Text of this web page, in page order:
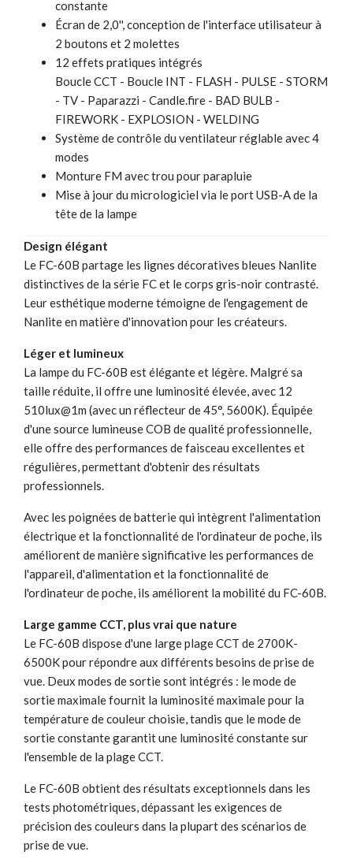
constante
Écran de 2,0'', conception de l'interface utilisateur à
2 boutons et 2 molettes
12 effets pratiques intégrés
Boucle CCT - Boucle INT - FLASH - PULSE - STORM
- TV - Paparazzi - Candle.fire - BAD BULB -
FIREWORK - EXPLOSION - WELDING
Système de contrôle du ventilateur réglable avec 4
modes
Monture FM avec trou pour parapluie
Mise à jour du micrologiciel via le port USB-A de la
tête de la lampe
Design élégant
Le FC-60B partage les lignes décoratives bleues Nanlite
distinctives de la série FC et le corps gris-noir contrasté.
Leur esthétique moderne témoigne de l'engagement de
Nanlite en matière d'innovation pour les créateurs.
Léger et lumineux
La lampe du FC-60B est élégante et légère. Malgré sa
taille réduite, il offre une luminosité élevée, avec 12
510lux@1m (avec un réflecteur de 45°, 5600K). Équipée
d'une source lumineuse COB de qualité professionnelle,
elle offre des performances de faisceau excellentes et
régulières, permettant d'obtenir des résultats
professionnels.
Avec les poignées de batterie qui intègrent l'alimentation
électrique et la fonctionnalité de l'ordinateur de poche, ils
améliorent de manière significative les performances de
l'appareil, d'alimentation et la fonctionnalité de
l'ordinateur de poche, ils améliorent la mobilité du FC-60B.
Large gamme CCT, plus vrai que nature
Le FC-60B dispose d'une large plage CCT de 2700K-
6500K pour répondre aux différents besoins de prise de
vue. Deux modes de sortie sont intégrés : le mode de
sortie maximale fournit la luminosité maximale pour la
température de couleur choisie, tandis que le mode de
sortie constante garantit une luminosité constante sur
l'ensemble de la plage CCT.
Le FC-60B obtient des résultats exceptionnels dans les
tests photométriques, dépassant les exigences de
précision des couleurs dans la plupart des scénarios de
prise de vue.